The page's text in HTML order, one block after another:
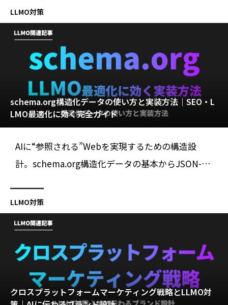
LLMO対策
schema.org構造化データの使い方と実装方法｜SEO・L
LMO最適化に効く完全ガイド
AIに“参照される”Webを実現するための構造設
計。schema.org構造化データの基本からJSON-LD
適化を網羅解説。
LLMO対策
クロスプラットフォームマーケティング戦略とLLMO対